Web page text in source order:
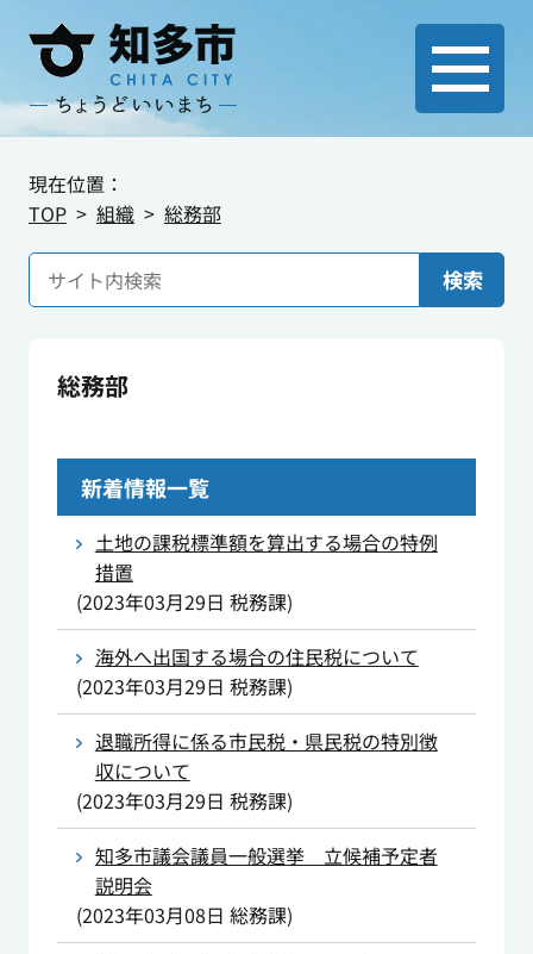
現在位置：
TOP
組織 総務部
検索
総務部
新着情報一覧
土地の課税標準額を算出する場合の特例
措置
(2023年03月29日 税務課)
海外へ出国する場合の住民税について
(2023年03月29日 税務課)
退職所得に係る市民税・県民税の特別徴
収について
(2023年03月29日 税務課)
知多市議会議員一般選挙 立候補予定者
説明会
(2023年03月08日 総務課)